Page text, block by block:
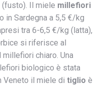
(fusto). Il miele millefiori
in Sardegna a 5,5 €/kg
tra 6-6,5 €/kg (latta),
si riferisce al
chiaro. Una
biologico è stata
Veneto il miele di tiglio è